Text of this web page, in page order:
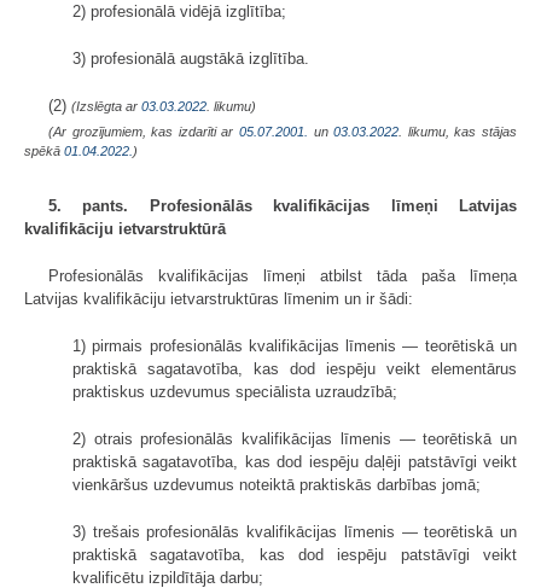
2) profesionālā vidējā izglītība;
3) profesionālā augstākā izglītība.
(2) (Izslēgta ar 03.03.2022 . likumu)
(Ar grozījumiem, kas izdarīti ar 05.07.2001. un03.03.2022 . likumu, kas stājas
spēkā 01.04.2022. )
5. pants. Profesionālās kvalifikācijas līmeņi Latvijas
kvalifikāciju ietvarstruktūrā
Profesionālās kvalifikācijas līmeņi atbilst tāda paša līmeņa
Latvijas kvalifikāciju ietvarstruktūras līmenim un ir šādi:
1) pirmais profesionālās kvalifikācijas līmenis — teorētiskā un
praktiskā sagatavotība, kas dod iespēju veikt elementārus
praktiskus uzdevumus speciālista uzraudzībā;
2) otrais profesionālās kvalifikācijas līmenis — teorētiskā un
praktiskā sagatavotība, kas dod iespēju daļēji patstāvīgi veikt
vienkāršus uzdevumus noteiktā praktiskās darbības jomā;
3) trešais profesionālās kvalifikācijas līmenis — teorētiskā un
praktiskā sagatavotība, kas dod iespēju patstāvīgi veikt
kvalificētu izpildītāja darbu;